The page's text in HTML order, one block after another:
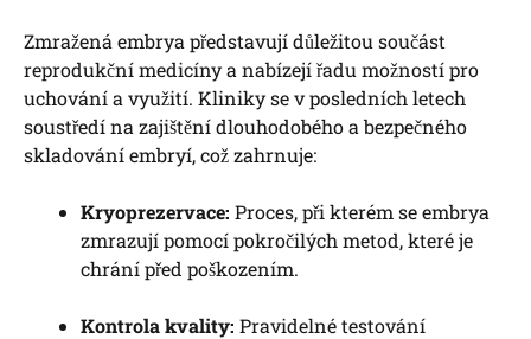
Zmražená embrya představují důležitou součást
reprodukční medicíny a nabízejí řadu možností pro
uchování a využití. Kliniky se v posledních letech
soustředí na zajištění dlouhodobého a bezpečného
skladování embryí, což zahrnuje:
Kryoprezervace: Proces, při kterém se embrya
zmrazují pomocí pokročilých metod, které je
chrání před poškozením.
Kontrola kvality: Pravidelné testování